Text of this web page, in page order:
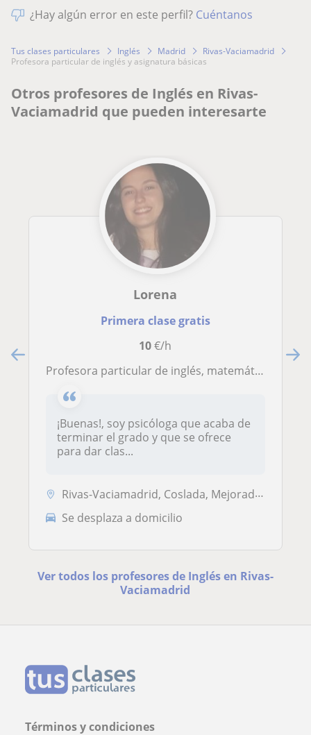
¿Hay algún error en este perfil? Cuéntanos
Tus clases particulares Inglés Madrid
Rivas-Vaciamadrid
profesora particular de inglés y asignatura básicas
Otros profesores de Inglés en Rivas-
Vaciamadrid que pueden interesarte
Lorena
Primera clase gratis
10€/h
Profesora particular de inglés, matemáticas... o apoyo y refuerzo hasta ESO
¡Buenas!, soy psicóloga que acaba de
terminar el grado y que se ofrece
para dar clas...
Rivas-Vaciamadrid, Coslada, Mejorada del Campo, Velilla de San Antonio...
Se desplaza a domicilio
Ver todos los profesores de Inglés en Rivas-
Vaciamadrid
Términos y condiciones